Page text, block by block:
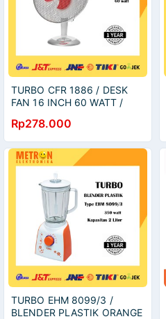
TURBO CFR 1886 / DESK
FAN 16 INCH 60 WATT /
CFR1886
Rp278.000
TURBO EHM 8099/3 /
BLENDER PLASTIK ORANGE